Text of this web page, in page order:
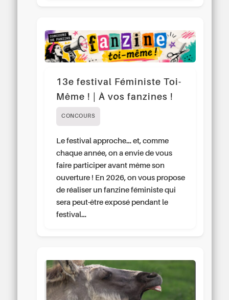
13e festival Féministe Toi-
Même ! | À vos fanzines !
CONCOURS
Le festival approche… et, comme
chaque année, on a envie de vous
faire participer avant même son
ouverture ! En 2026, on vous propose
de réaliser un fanzine féministe qui
sera peut-être exposé pendant le
festival…